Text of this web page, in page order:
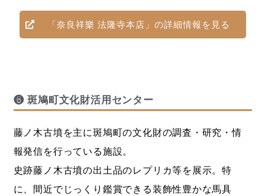
「奈良祥樂 法隆寺本店」の詳細情報を見る
❻ 斑鳩町文化財活用センター
藤ノ木古墳を主に斑鳩町の文化財の調査・研究・情
報発信を行っている施設。
史跡藤ノ木古墳の出土品のレプリカ等を展示。特
に、間近でじっくり鑑賞できる装飾性豊かな馬具